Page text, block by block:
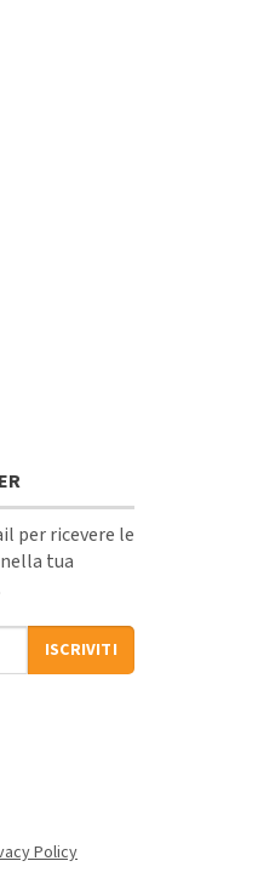
per ricevere le
tua
ISCRIVITI
Policy